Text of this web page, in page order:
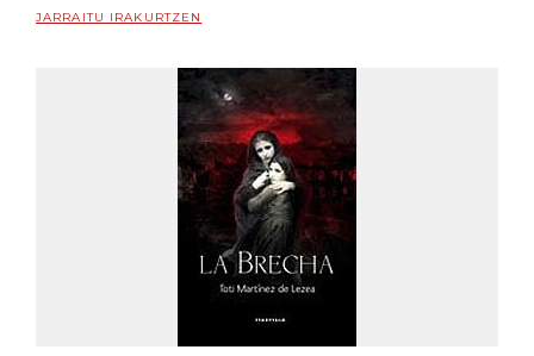
JARRAITU IRAKURTZEN